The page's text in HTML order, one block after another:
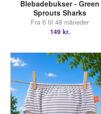
Blebadebukser - Green
Sprouts Sharks
Fra 6 til 48 måneder
149 kr.